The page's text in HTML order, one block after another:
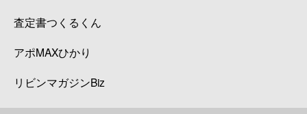
査定書つくるくん
アポMAXひかり
リビンマガジンBiz